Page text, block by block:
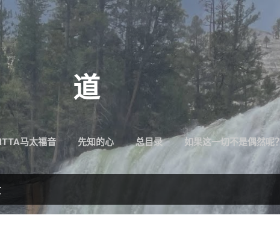
跳至主要内容
道
马太福音 先知的心 总目录 如果这一切不是偶然呢？